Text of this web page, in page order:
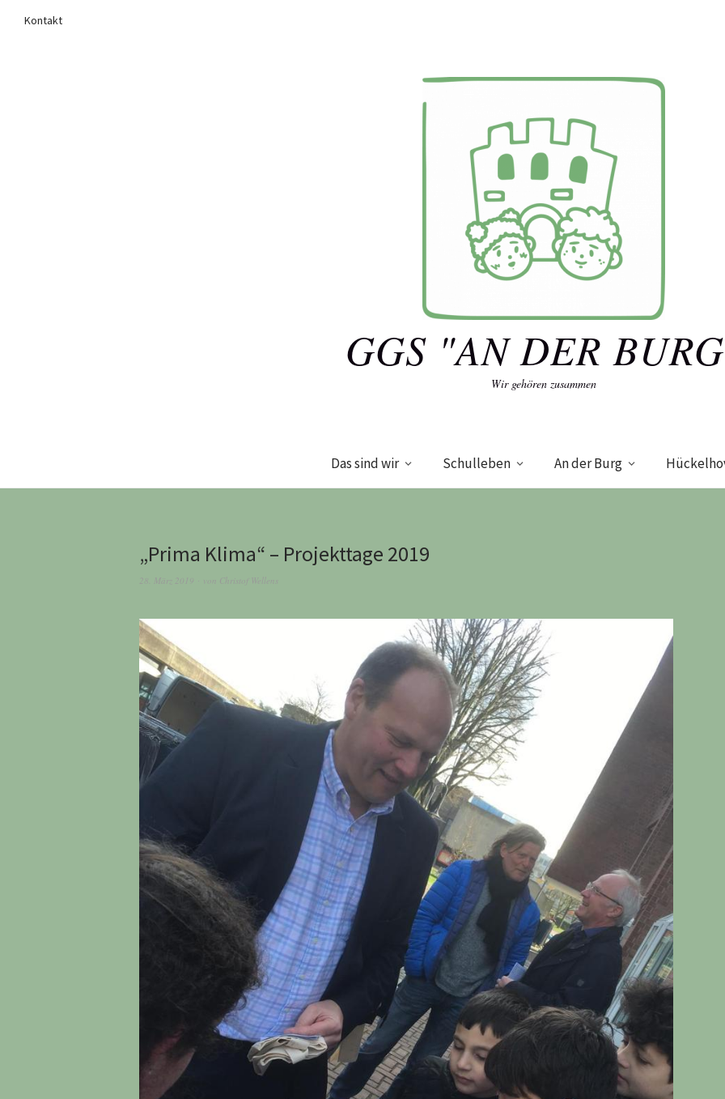
Kontakt
GGS "AN DER
Wir gehören zusammen
Das sind wir Schulleben An der Burg
„Prima Klima“ – Projekttage 2019
28. März 2019 von Christof Wellens